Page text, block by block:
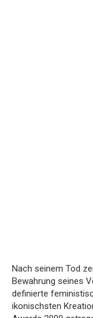
Nach seinem Tod
Bewahrung seines
definierte
ikonischsten